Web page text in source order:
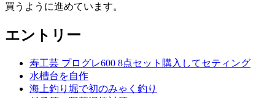
買うように進めています。
エントリー
寿工芸 プログレ600 8点セット購入してセティング
水槽台を自作
海上釣り堀で初のみゃく釣り